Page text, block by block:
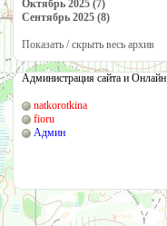
Октябрь 2025 (7)
Сентябрь 2025 (8)
Показать / скрыть весь архив
Администрация сайта и Онлайн
natkorotkina
fioru
Админ